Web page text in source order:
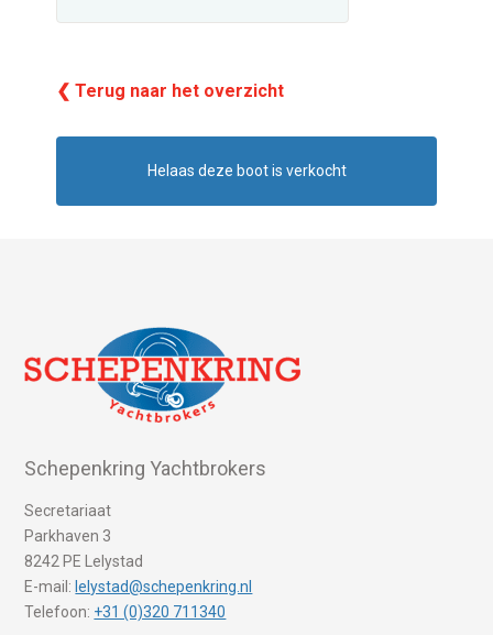
❮ Terug naar het overzicht
Helaas deze boot is verkocht
Schepenkring Yachtbrokers
Secretariaat
Parkhaven 3
8242 PE Lelystad
E-mail: lelystad@schepenkring.nl
Telefoon: +31 (0)320 711340